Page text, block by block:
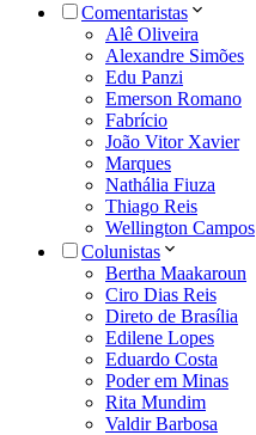
Comentaristas
Alê Oliveira
Alexandre Simões
Edu Panzi
Emerson Romano
Fabrício
João Vitor Xavier
Marques
Nathália Fiuza
Thiago Reis
Wellington Campos
Colunistas
Bertha Maakaroun
Ciro Dias Reis
Direto de Brasília
Edilene Lopes
Eduardo Costa
Poder em Minas
Rita Mundim
Valdir Barbosa